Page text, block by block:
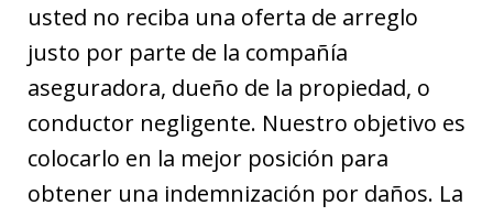
usted no reciba una oferta de arreglo
justo por parte de la compañía
aseguradora, dueño de la propiedad, o
conductor negligente. Nuestro objetivo es
colocarlo en la mejor posición para
obtener una indemnización por daños. La